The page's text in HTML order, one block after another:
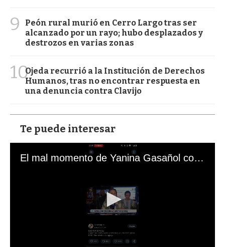
9
Peón rural murió en Cerro Largo tras ser
alcanzado por un rayo; hubo desplazados y
destrozos en varias zonas
10Ojeda recurrió a la Institución de Derechos
Humanos, tras no encontrar respuesta en
una denuncia contra Clavijo
Te puede interesar
El mal momento de Yanina Gasañol con un hincha argentino en "Subrayado"